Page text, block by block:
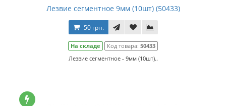
Лезвие сегментное 9мм (10шт) (50433)
50 грн.
На складе Код товара: 50433
Лезвие сегментное - 9мм (10шт)..